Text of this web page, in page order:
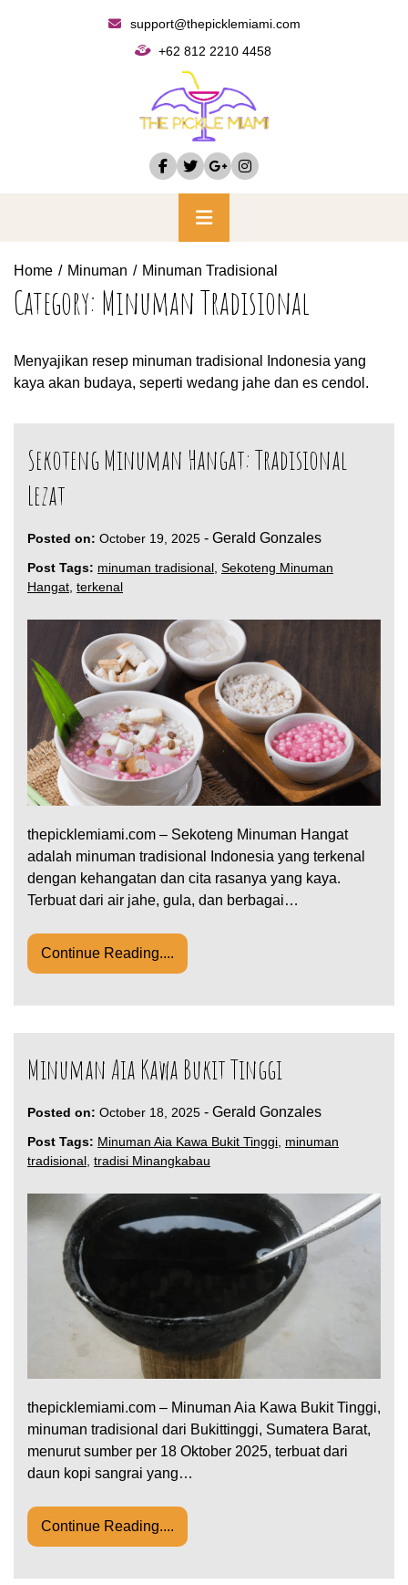
support@thepicklemiami.com
+62 812 2210 4458
Primary
Menu
Home Minuman Minuman Tradisional
Category: Minuman Tradisional
Menyajikan resep minuman tradisional Indonesia yang
kaya akan budaya, seperti wedang jahe dan es cendol.
Sekoteng Minuman Hangat: Tradisional
Lezat
Posted on: October 19, 2025 - Gerald Gonzales
Post Tags: minuman tradisional, Sekoteng Minuman
Hangat, terkenal
thepicklemiami.com – Sekoteng Minuman Hangat
adalah minuman tradisional Indonesia yang terkenal
dengan kehangatan dan cita rasanya yang kaya.
Terbuat dari air jahe, gula, dan berbagai…
Continue Reading....
Minuman Aia Kawa Bukit Tinggi
Posted on: October 18, 2025 - Gerald Gonzales
Post Tags: Minuman Aia Kawa Bukit Tinggi minuman
tradisional tradisi Minangkabau
thepicklemiami.com – Minuman Aia Kawa Bukit Tinggi,
minuman tradisional dari Bukittinggi, Sumatera Barat,
menurut sumber per 18 Oktober 2025, terbuat dari
daun kopi sangrai yang…
Continue Reading....